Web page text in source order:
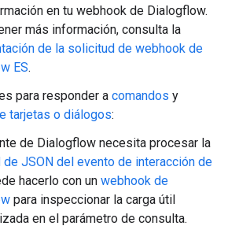
en tu webhook de Dialogflow.
más información, consulta la
de la solicitud de webhook de
ES.
para responder a comandos y
tarjetas o diálogos:
de Dialogflow necesita procesar la
de JSON del evento de interacción de
hacerlo con un webhook de
para inspeccionar la carga útil
en el parámetro de consulta.